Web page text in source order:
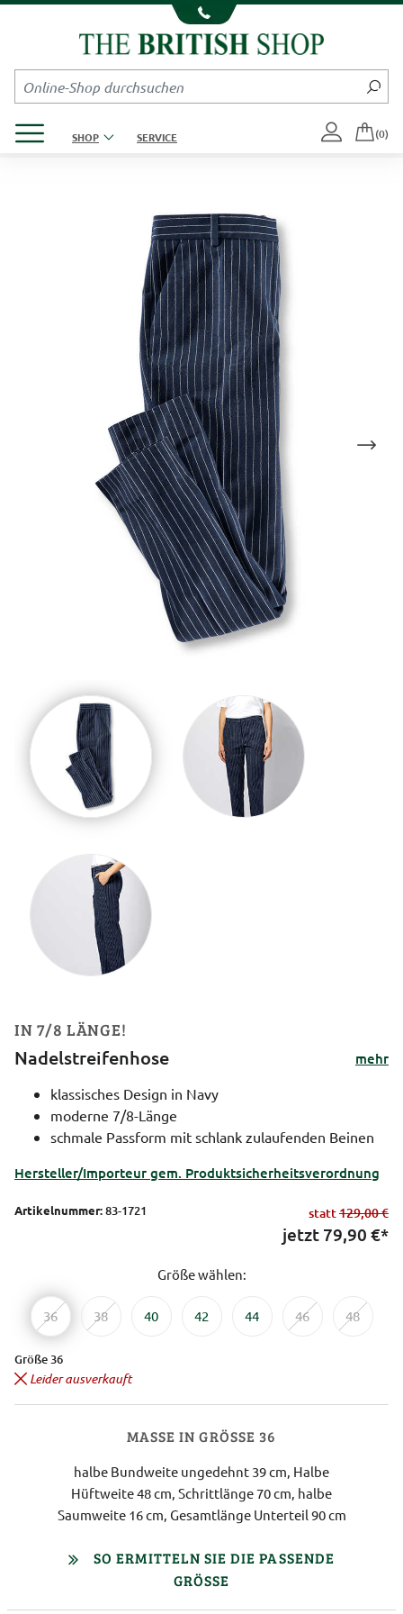
Kompletten Head der Seite überspringen
SHOP SERVICE (0)
IN 7/8 LÄNGE!
Nadelstreifenhose
mehr
klassisches Design in Navy
moderne 7/8-Länge
schmale Passform mit schlank zulaufenden Beinen
Hersteller/Importeur gem. Produktsicherheitsverordnung
Artikelnummer:83-1721 statt129,00 €
jetzt 79,90 €*
Größe wählen:
36 38 40 42 44 46 48
Größe 36
Leider ausverkauft
MASSE IN GRÖSSE 36
halbe Bundweite ungedehnt 39 cm, Halbe
Hüftweite 48 cm, Schrittlänge 70 cm, halbe
Saumweite 16 cm, Gesamtlänge Unterteil 90 cm
SO ERMITTELN SIE DIE PASSENDE
GRÖSSE